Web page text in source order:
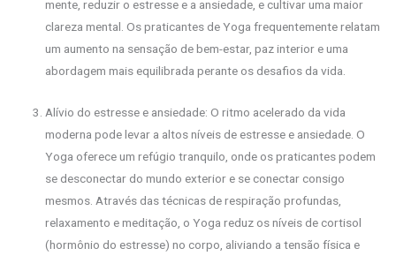
mente, reduzir o estresse e a ansiedade, e cultivar uma maior
clareza mental. Os praticantes de Yoga frequentemente relatam
um aumento na sensação de bem-estar, paz interior e uma
abordagem mais equilibrada perante os desafios da vida.
Alívio do estresse e ansiedade: O ritmo acelerado da vida
moderna pode levar a altos níveis de estresse e ansiedade. O
Yoga oferece um refúgio tranquilo, onde os praticantes podem
se desconectar do mundo exterior e se conectar consigo
mesmos. Através das técnicas de respiração profundas,
relaxamento e meditação, o Yoga reduz os níveis de cortisol
(hormônio do estresse) no corpo, aliviando a tensão física e